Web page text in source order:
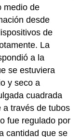
medio de
desde
de
La
a la
se estuviera
y seco a
cuadrada
a través de tubos
fue regulado por
cantidad que se